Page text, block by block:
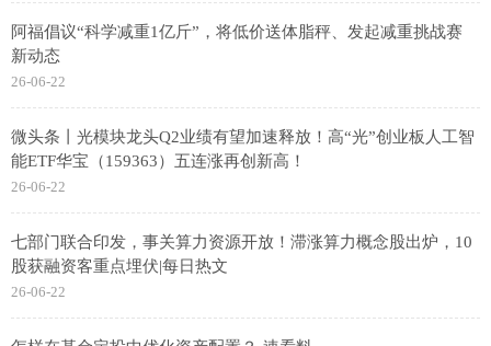
阿福倡议“科学减重1亿斤”，将低价送体脂秤、发起减重挑战赛
新动态
26-06-22
微头条丨光模块龙头Q2业绩有望加速释放！高“光”创业板人工智
能ETF华宝（159363）五连涨再创新高！
26-06-22
七部门联合印发，事关算力资源开放！滞涨算力概念股出炉，10
股获融资客重点埋伏|每日热文
26-06-22